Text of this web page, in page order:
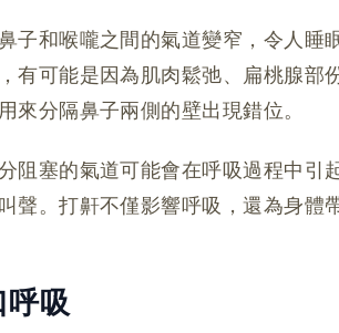
子和喉嚨之間的氣道變窄，令人睡
有可能是因為肌肉鬆弛、扁桃腺部
來分隔鼻子兩側的壁出現錯位。
阻塞的氣道可能會在呼吸過程中引
聲。打鼾不僅影響呼吸，還為身體
呼吸